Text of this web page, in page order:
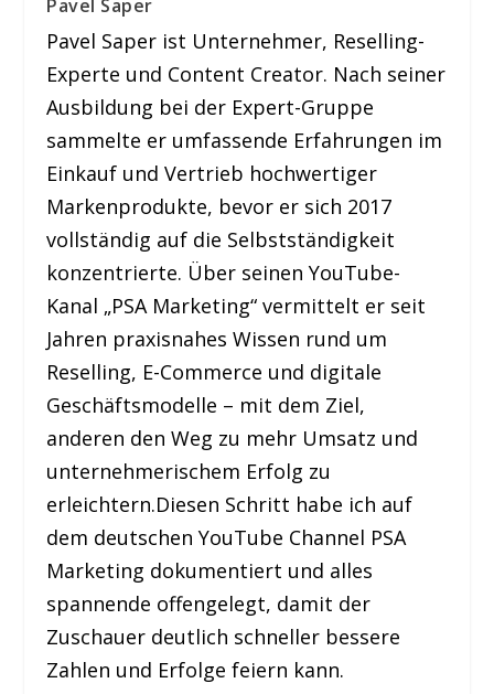
Pavel Saper
Pavel Saper ist Unternehmer, Reselling-
Experte und Content Creator. Nach seiner
Ausbildung bei der Expert-Gruppe
sammelte er umfassende Erfahrungen im
Einkauf und Vertrieb hochwertiger
Markenprodukte, bevor er sich 2017
vollständig auf die Selbstständigkeit
konzentrierte. Über seinen YouTube-
Kanal „PSA Marketing“ vermittelt er seit
Jahren praxisnahes Wissen rund um
Reselling, E-Commerce und digitale
Geschäftsmodelle – mit dem Ziel,
anderen den Weg zu mehr Umsatz und
unternehmerischem Erfolg zu
erleichtern.Diesen Schritt habe ich auf
dem deutschen YouTube Channel PSA
Marketing dokumentiert und alles
spannende offengelegt, damit der
Zuschauer deutlich schneller bessere
Zahlen und Erfolge feiern kann.